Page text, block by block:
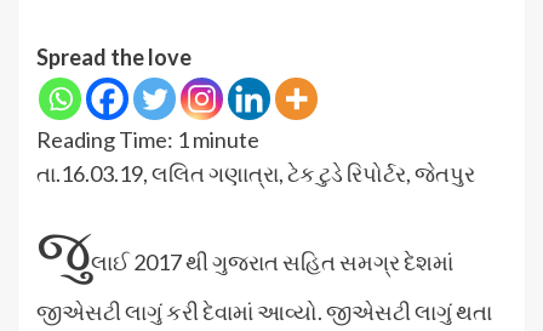
Spread the love
Reading Time: 1minute
તા.16.03.19, લલિત ગણાત્રા, ટેક ટુડે રિપોર્ટર, જેતપુર
જુલાઈ 2017 થી ગુજરાત સહિત સમગ્ર દેશમાં
જીએસટી લાગું કરી દેવામાં આવ્યો. જીએસટી લાગું થતા